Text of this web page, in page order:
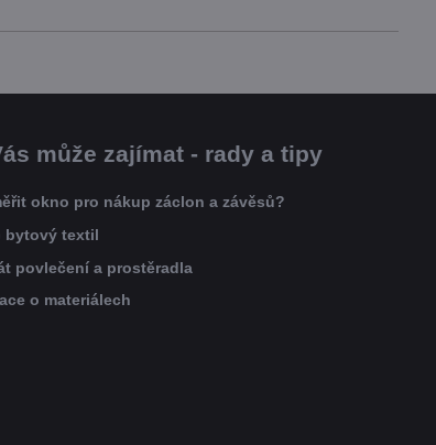
může zajímat - rady a tipy
okno pro nákup záclon a závěsů?
bytový textil
povlečení a prostěradla
o materiálech